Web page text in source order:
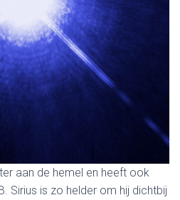
aan de hemel en heeft ook
Sirius is zo helder om hij dichtbij